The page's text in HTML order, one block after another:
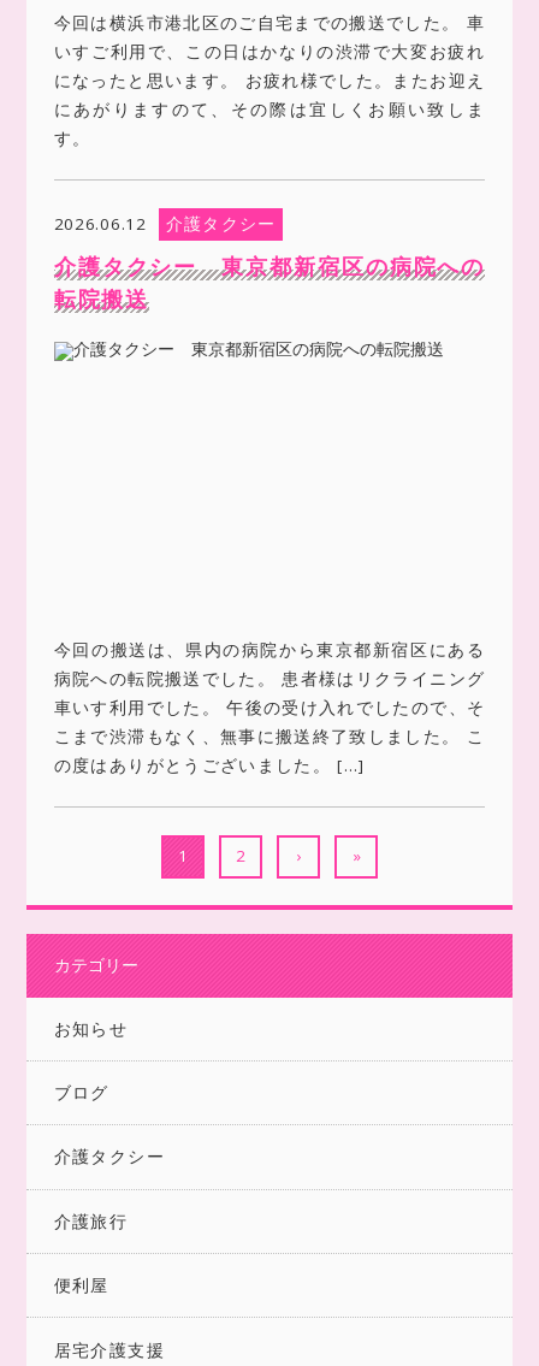
今回は横浜市港北区のご自宅までの搬送でした。 車
いすご利用で、この日はかなりの渋滞で大変お疲れ
になったと思います。 お疲れ様でした。またお迎え
にあがりますのて、その際は宜しくお願い致しま
す。
2026.06.12 介護タクシー
介護タクシー 東京都新宿区の病院への
転院搬送
今回の搬送は、県内の病院から東京都新宿区にある
病院への転院搬送でした。 患者様はリクライニング
車いす利用でした。 午後の受け入れでしたので、そ
こまで渋滞もなく、無事に搬送終了致しました。 こ
の度はありがとうございました。 […]
1 2 › »
カテゴリー
お知らせ
ブログ
介護タクシー
介護旅行
便利屋
居宅介護支援